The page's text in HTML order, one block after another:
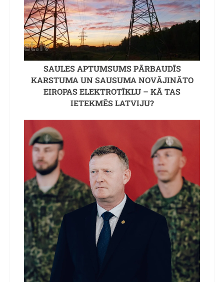
SAULES APTUMSUMS PĀRBAUDĪS
KARSTUMA UN SAUSUMA NOVĀJINĀTO
EIROPAS ELEKTROTĪKLU – KĀ TAS
IETEKMĒS LATVIJU?